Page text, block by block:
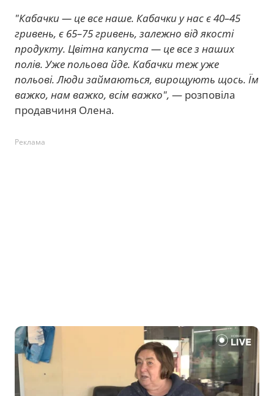
"Кабачки — це все наше. Кабачки у нас є 40–45
гривень, є 65–75 гривень, залежно від якості
продукту. Цвітна капуста — це все з наших
полів. Уже польова йде. Кабачки теж уже
польові. Люди займаються, вирощують щось. Їм
важко, нам важко, всім важко", — розповіла
продавчиня Олена.
Реклама